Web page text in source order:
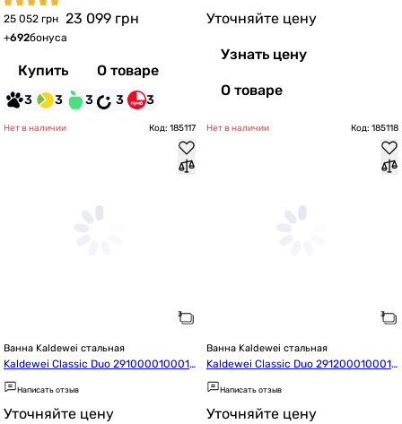
25 052 грн 23 099 грн
+692бонуса
Купить О товаре
3 3 3 3 3
Уточняйте цену
Узнать цену
О товаре
Нет в наличии Код: 185117
Ванна Kaldewei стальная
Kaldewei Classic Duo 291000010001
180*80
Написать отзыв
Уточняйте цену
Нет в наличии Код: 185118
Ванна Kaldewei стальная
Kaldewei Classic Duo 291200010001
Oval Mod.111
Написать отзыв
Уточняйте цену